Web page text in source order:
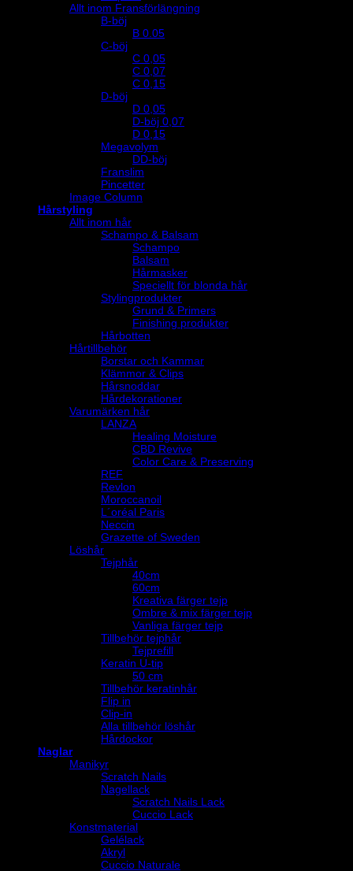
Allt inom Fransförlängning
B-böj
B 0.05
C-böj
C 0,05
C 0,07
C 0,15
D-böj
D 0,05
D-böj 0,07
D 0,15
Megavolym
DD-böj
Franslim
Pincetter
Image Column
Hårstyling
Allt inom hår
Schampo & Balsam
Schampo
Balsam
Hårmasker
Speciellt för blonda hår
Stylingprodukter
Grund & Primers
Finishing produkter
Hårbotten
Hårtillbehör
Borstar och Kammar
Klämmor & Clips
Hårsnoddar
Hårdekorationer
Varumärken hår
LANZA
Healing Moisture
CBD Revive
Color Care & Preserving
REF
Revlon
Moroccanoil
L´oréal Paris
Neccin
Grazette of Sweden
Löshår
Tejphår
40cm
60cm
Kreativa färger tejp
Ombre & mix färger tejp
Vanliga färger tejp
Tillbehör tejphår
Tejprefill
Keratin U-tip
50 cm
Tillbehör keratinhår
Flip in
Clip-in
Alla tillbehör löshår
Hårdockor
Naglar
Manikyr
Scratch Nails
Nagellack
Scratch Nails Lack
Cuccio Lack
Konstmaterial
Gelélack
Akryl
Cuccio Naturale